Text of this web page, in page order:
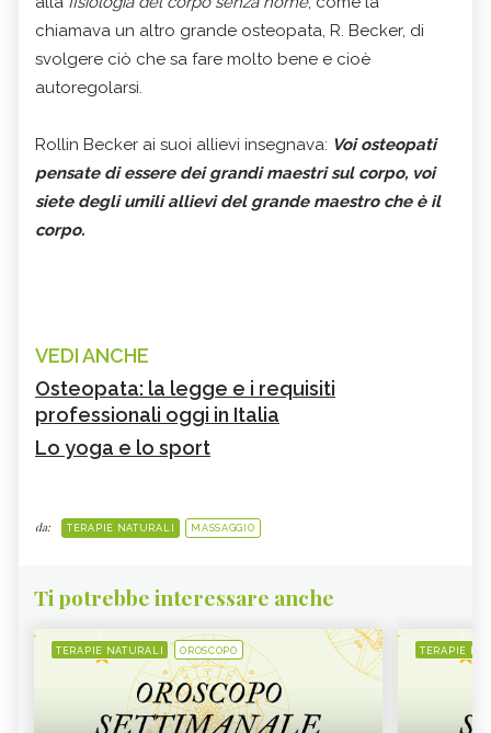
chiamava un altro grande osteopata, R. Becker, di
svolgere ciò che sa fare molto bene e cioè
autoregolarsi.
Rollin Becker ai suoi allievi insegnava: Voi osteopati
pensate di essere dei grandi maestri sul corpo, voi
siete degli umili allievi del grande maestro che è il
corpo.
VEDI ANCHE
Osteopata: la legge e i requisiti
professionali oggi in Italia
Lo yoga e lo sport
da: TERAPIE NATURALI MASSAGGIO
Ti potrebbe interessare anche
TERAPIE NATURALI OROSCOPO TERAPIE